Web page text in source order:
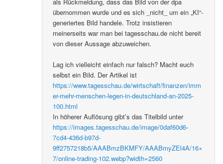
übernommen wurde und es sich _nicht_ um ein „KI“-
generiertes Bild handele. Trotz insistieren
meinerseits war man bei tagesschau.de nicht bereit
von dieser Aussage abzuweichen.
Lag ich vielleicht einfach nur falsch? Macht euch
selbst ein Bild. Der Artikel ist
https://www.tagesschau.de/wirtschaft/finanzen/imm
er-mehr-menschen-legen-in-deutschland-an-2025-
100.html
In höherer Auflösung gibt’s das Titelbild unter
https://images.tagesschau.de/image/0daf60d6-
7cd4-436d-b97d-
9ff2757218b5/AAABmzBKMFY/AAABmyZEl4A/16×
7/online-trading-102.webp?width=2560